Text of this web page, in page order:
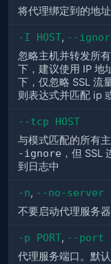
将代理绑定到的地
-I HOST, --
忽略主机并转发所
下，建议使用 IP 地
下，仅忽略 SSL 流
则表达式并匹配 ip
--tcp HOST
与模式匹配的所有
-ignore ，但 SSL
到日志中
-n, --no-server
不要启动代理服务
-p PORT, --port
代理服务端口。默认